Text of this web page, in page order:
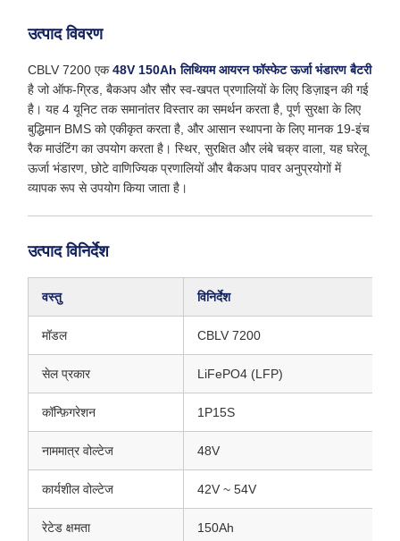
उत्पाद विवरण
CBLV 7200 एक48V 150Ah लिथियम आयरन फॉस्फेट ऊर्जा भंडारण बैटरी
है जो ऑफ-ग्रिड, बैकअप और सौर स्व-खपत प्रणालियों के लिए डिज़ाइन की गई
है। यह 4 यूनिट तक समानांतर विस्तार का समर्थन करता है, पूर्ण सुरक्षा के लिए
बुद्धिमान BMS को एकीकृत करता है, और आसान स्थापना के लिए मानक 19-इंच
रैक माउंटिंग का उपयोग करता है। स्थिर, सुरक्षित और लंबे चक्र वाला, यह घरेलू
ऊर्जा भंडारण, छोटे वाणिज्यिक प्रणालियों और बैकअप पावर अनुप्रयोगों में
व्यापक रूप से उपयोग किया जाता है।
उत्पाद विनिर्देश
वस्तु विनिर्देश
मॉडल CBLV 7200
सेल प्रकार LiFePO4 (LFP)
कॉन्फ़िगरेशन 1P15S
नाममात्र वोल्टेज 48V
कार्यशील वोल्टेज 42V ~ 54V
रेटेड क्षमता 150Ah